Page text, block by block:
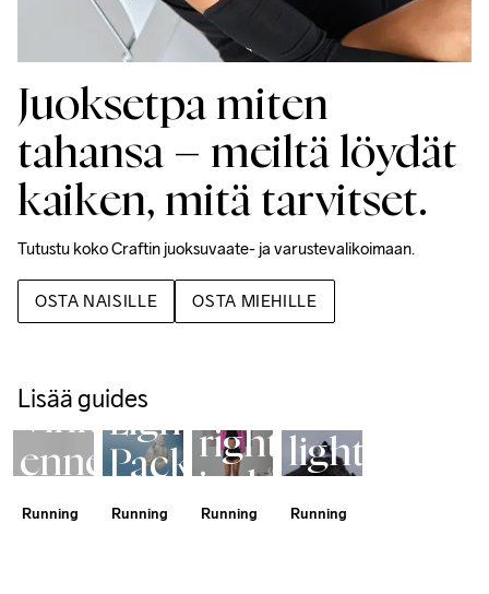
Juoksetpa miten
tahansa – meiltä löydät
kaiken, mitä tarvitset.
Tutustu koko Craftin juoksuvaate- ja varustevalikoimaan.
OSTA NAISILLE OSTA MIEHILLE
Lisää guides
Puolimaratonia
Vinkit
ennen
kilpailua
Running
Jacket
Lightweight.
Packable.
Barely
Running
Running
Jackets
Guide
right
jacket
for
Running
Running
Smooth
light
Running